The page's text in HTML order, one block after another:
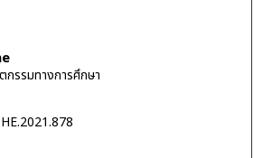
รรมทางการศึกษา